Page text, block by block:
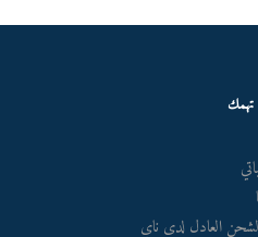
العادل لدى ناي